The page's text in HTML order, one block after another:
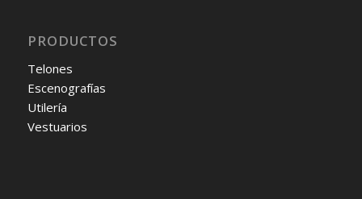
PRODUCTOS
Telones
Escenografías
Utilería
Vestuarios